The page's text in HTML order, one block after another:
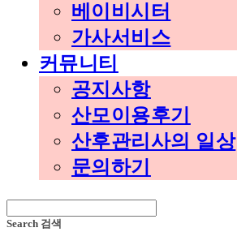
베이비시터
가사서비스
커뮤니티
공지사항
산모이용후기
산후관리사의 일상
문의하기
Search 검색